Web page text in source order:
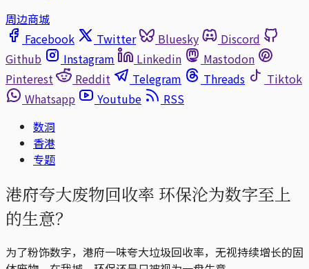
周边商城
Facebook
Twitter Bluesky
Discord
Github
Instagram Linkedin
Mastodon
Pinterest
Reddit Telegram Threads
Tiktok
Whatsapp
Youtube
RSS
数洞
香港
专题
港府夸大废物回收率 环保沦为数字至上
的生意？
为了粉饰数字，港府一味夸大垃圾回收率，无视持续增长的固